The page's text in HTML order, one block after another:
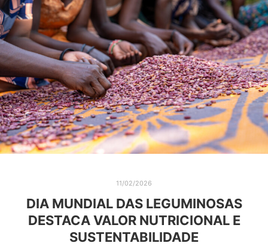
11/02/2026
DIA MUNDIAL DAS LEGUMINOSAS
DESTACA VALOR NUTRICIONAL E
SUSTENTABILIDADE